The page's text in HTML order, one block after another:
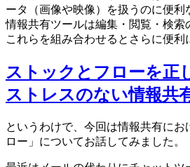
ータ（画像や映像）を扱うのに便利
情報共有ツールは編集・閲覧・検索
これらを組み合わせるとさらに便利
ストックとフローを正
ストレスのない情報共
というわけで、今回は情報共有にお
ロー」についてお話してみました。